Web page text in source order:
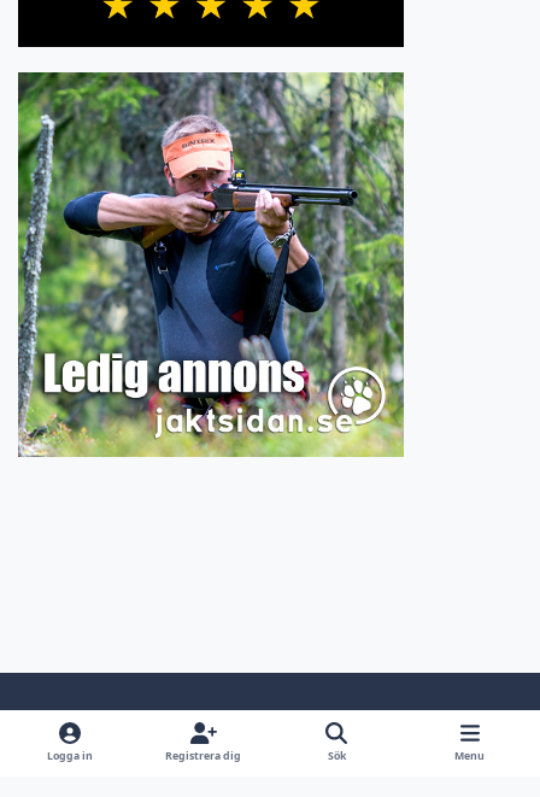
Light ModeDark ModeSystem Preference
Logga in Registrera dig Sök Menu